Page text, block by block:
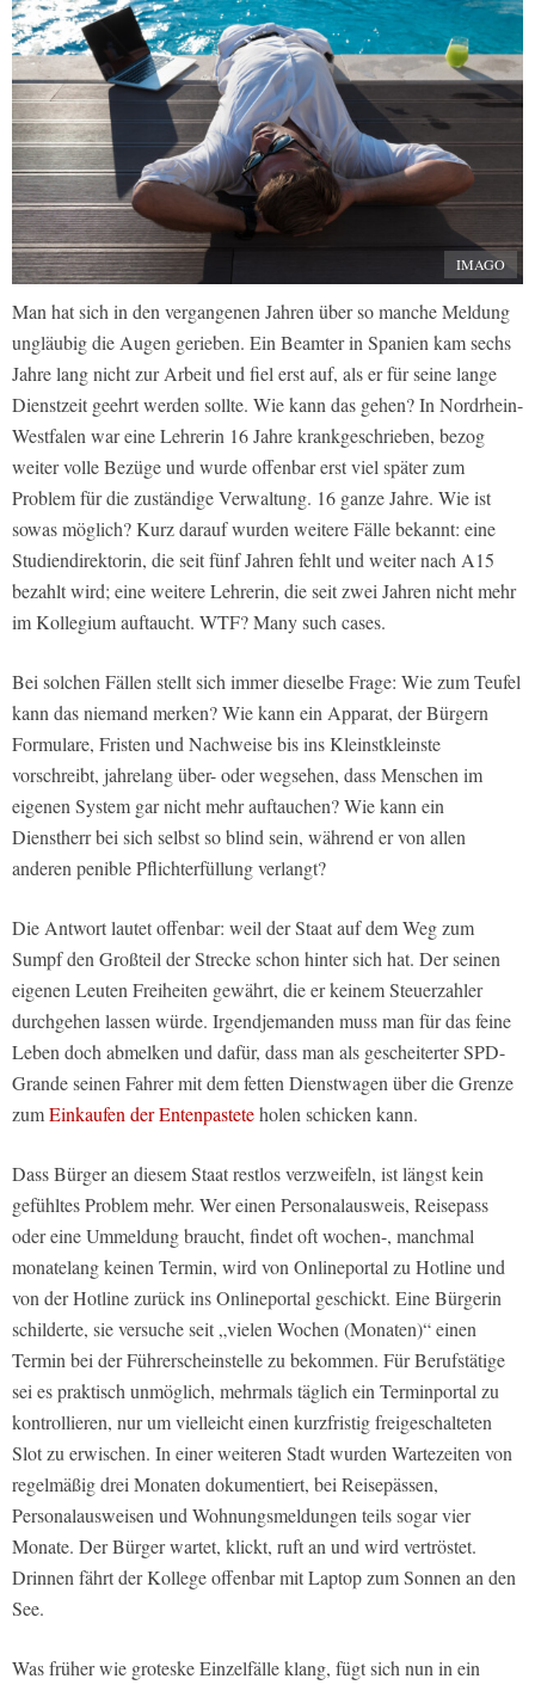
IMAGO
Man hat sich in den vergangenen Jahren über so manche Meldung
ungläubig die Augen gerieben. Ein Beamter in Spanien kam sechs
Jahre lang nicht zur Arbeit und fiel erst auf, als er für seine lange
Dienstzeit geehrt werden sollte. Wie kann das gehen? In Nordrhein-
Westfalen war eine Lehrerin 16 Jahre krankgeschrieben, bezog
weiter volle Bezüge und wurde offenbar erst viel später zum
Problem für die zuständige Verwaltung. 16 ganze Jahre. Wie ist
sowas möglich? Kurz darauf wurden weitere Fälle bekannt: eine
Studiendirektorin, die seit fünf Jahren fehlt und weiter nach A15
bezahlt wird; eine weitere Lehrerin, die seit zwei Jahren nicht mehr
im Kollegium auftaucht. WTF? Many such cases.
Bei solchen Fällen stellt sich immer dieselbe Frage: Wie zum Teufel
kann das niemand merken? Wie kann ein Apparat, der Bürgern
Formulare, Fristen und Nachweise bis ins Kleinstkleinste
vorschreibt, jahrelang über- oder wegsehen, dass Menschen im
eigenen System gar nicht mehr auftauchen? Wie kann ein
Dienstherr bei sich selbst so blind sein, während er von allen
anderen penible Pflichterfüllung verlangt?
Die Antwort lautet offenbar: weil der Staat auf dem Weg zum
Sumpf den Großteil der Strecke schon hinter sich hat. Der seinen
eigenen Leuten Freiheiten gewährt, die er keinem Steuerzahler
durchgehen lassen würde. Irgendjemanden muss man für das feine
Leben doch abmelken und dafür, dass man als gescheiterter SPD-
Grande seinen Fahrer mit dem fetten Dienstwagen über die Grenze
zumEinkaufen der Entenpasteteholen schicken kann.
Dass Bürger an diesem Staat restlos verzweifeln, ist längst kein
gefühltes Problem mehr. Wer einen Personalausweis, Reisepass
oder eine Ummeldung braucht, findet oft wochen-, manchmal
monatelang keinen Termin, wird von Onlineportal zu Hotline und
von der Hotline zurück ins Onlineportal geschickt. Eine Bürgerin
schilderte, sie versuche seit „vielen Wochen (Monaten)“ einen
Termin bei der Führerscheinstelle zu bekommen. Für Berufstätige
sei es praktisch unmöglich, mehrmals täglich ein Terminportal zu
kontrollieren, nur um vielleicht einen kurzfristig freigeschalteten
Slot zu erwischen. In einer weiteren Stadt wurden Wartezeiten von
regelmäßig drei Monaten dokumentiert, bei Reisepässen,
Personalausweisen und Wohnungsmeldungen teils sogar vier
Monate. Der Bürger wartet, klickt, ruft an und wird vertröstet.
Drinnen fährt der Kollege offenbar mit Laptop zum Sonnen an den
See.
Was früher wie groteske Einzelfälle klang, fügt sich nun in ein